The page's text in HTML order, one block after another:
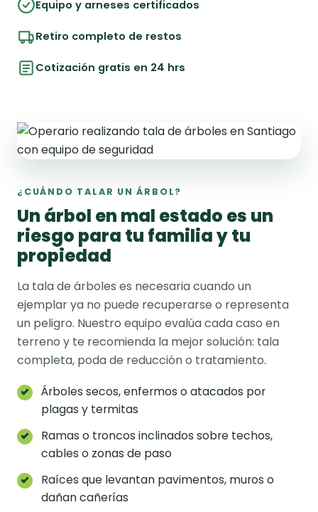
Equipo y arneses certificados
Retiro completo de restos
Cotización gratis en 24 hrs
¿CUÁNDO TALAR UN ÁRBOL?
Un árbol en mal estado es un
riesgo para tu familia y tu
propiedad
La tala de árboles es necesaria cuando un
ejemplar ya no puede recuperarse o representa
un peligro. Nuestro equipo evalúa cada caso en
terreno y te recomienda la mejor solución: tala
completa, poda de reducción o tratamiento.
Árboles secos, enfermos o atacados por
plagas y termitas
Ramas o troncos inclinados sobre techos,
cables o zonas de paso
Raíces que levantan pavimentos, muros o
dañan cañerías